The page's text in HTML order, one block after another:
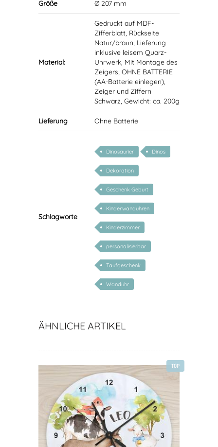
Größe Ø 207 mm
Material:
Gedruckt auf MDF-
Zifferblatt, Rückseite
Natur/braun, Lieferung
inklusive leisem Quarz-
Uhrwerk, Mit Montage des
Zeigers, OHNE BATTERIE
(AA-Batterie einlegen),
Zeiger und Ziffern
Schwarz, Gewicht: ca. 200g
Lieferung Ohne Batterie
Schlagworte
Dinosaurier Dinos
Dekoration
Geschenk Geburt
Kinderwanduhren
Kinderzimmer
personalisierbar
Taufgeschenk
Wanduhr
ÄHNLICHE ARTIKEL
TOP